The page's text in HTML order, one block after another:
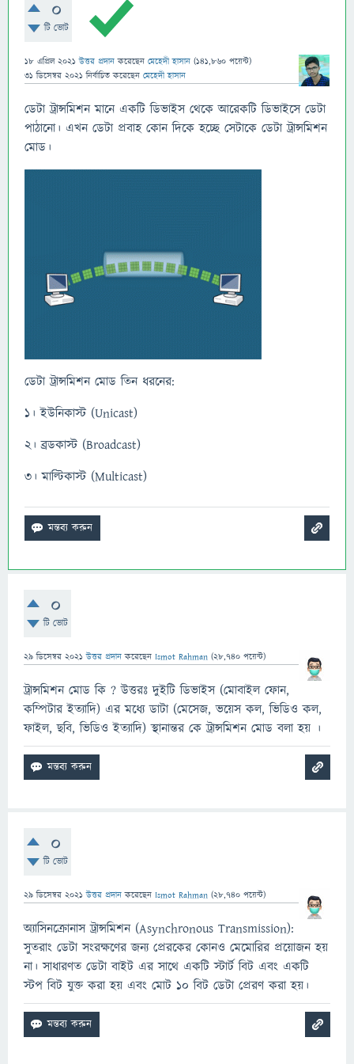
0
টি ভোট
18 এপ্রিল 2021 উত্তর প্রদান করেছেন মেহেদী হাসান (141,860 পয়েন্ট)
31 ডিসেম্বর 2021 নির্বাচিত করেছেন মেহেদী হাসান
ডেটা ট্রান্সমিশন মানে একটি ডিভাইস থেকে আরেকটি ডিভাইসে ডেটা
পাঠানো। এখন ডেটা প্রবাহ কোন দিকে হচ্ছে সেটাকে ডেটা ট্রান্সমিশন
মোড।
ডেটা ট্রান্সমিশন মোড তিন ধরনের:
১। ইউনিকাস্ট (Unicast)
২। ব্রডকাস্ট (Broadcast)
৩। মাল্টিকাস্ট (Multicast)
0
টি ভোট
29 ডিসেম্বর 2021 উত্তর প্রদান করেছেন Ismot Rahman (28,740 পয়েন্ট)
ট্রান্সমিশন মোড কি ? উত্তরঃ দুইটি ডিভাইস (মোবাইল ফোন,
কম্পিটার ইত্যাদি) এর মধ্যে ডাটা (মেসেজ, ভয়েস কল, ভিডিও কল,
ফাইল, ছবি, ভিডিও ইত্যাদি) স্থানান্তর কে ট্রান্সমিশন মোড বলা হয় ।
0
টি ভোট
29 ডিসেম্বর 2021 উত্তর প্রদান করেছেন Ismot Rahman (28,740 পয়েন্ট)
অ্যাসিনক্রোনাস ট্রান্সমিশন (Asynchronous Transmission):
সুতরাং ডেটা সংরক্ষণের জন্য প্রেরকের কোনও মেমোরির প্রয়োজন হয়
না। সাধারণত ডেটা বাইট এর সাথে একটি স্টার্ট বিট এবং একটি
স্টপ বিট যুক্ত করা হয় এবং মোট 10 বিট ডেটা প্রেরণ করা হয়।